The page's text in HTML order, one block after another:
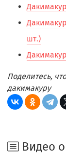
шт.)
Поделитесь,
дакимакуру
Видео